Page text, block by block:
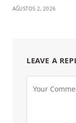
AĞUSTOS 2, 2026
LEAVE A